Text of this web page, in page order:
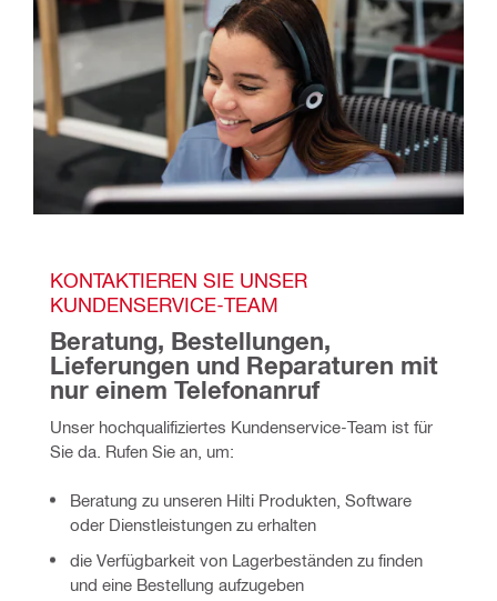
KONTAKTIEREN SIE UNSER
KUNDENSERVICE-TEAM
Beratung, Bestellungen,
Lieferungen und Reparaturen mit
nur einem Telefonanruf
Unser hochqualifiziertes Kundenservice-Team ist für
Sie da. Rufen Sie an, um:
Beratung zu unseren Hilti Produkten, Software
oder Dienstleistungen zu erhalten
die Verfügbarkeit von Lagerbeständen zu finden
und eine Bestellung aufzugeben